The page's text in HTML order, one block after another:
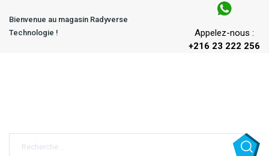
Bienvenue au magasin Radyverse
Technologie !
Appelez-nous :
+216 23 222 256